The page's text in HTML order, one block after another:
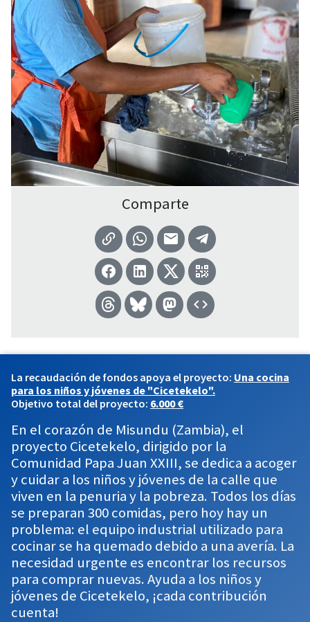
Comparte
La recaudación de fondos apoya el proyecto: Una cocina
para los niños y jóvenes de "Cicetekelo".
Objetivo total del proyecto: 6.000 €
En el corazón de Misundu (Zambia), el
proyecto Cicetekelo, dirigido por la
Comunidad Papa Juan XXIII, se dedica a acoger
y cuidar a los niños y jóvenes de la calle que
viven en la penuria y la pobreza. Todos los días
se preparan 300 comidas, pero hoy hay un
problema: el equipo industrial utilizado para
cocinar se ha quemado debido a una avería. La
necesidad urgente es encontrar los recursos
para comprar nuevas. Ayuda a los niños y
jóvenes de Cicetekelo, ¡cada contribución
cuenta!